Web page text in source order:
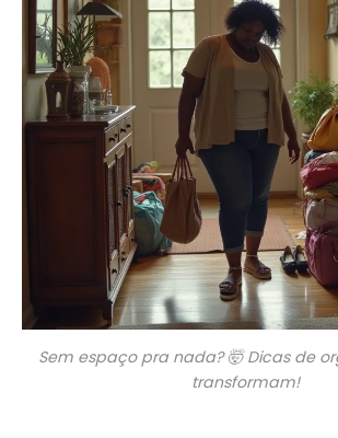
Sem espaço pra nada? 🤯 Dicas de
transformam!